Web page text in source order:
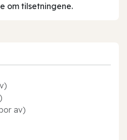
om tilsetningene.
av)